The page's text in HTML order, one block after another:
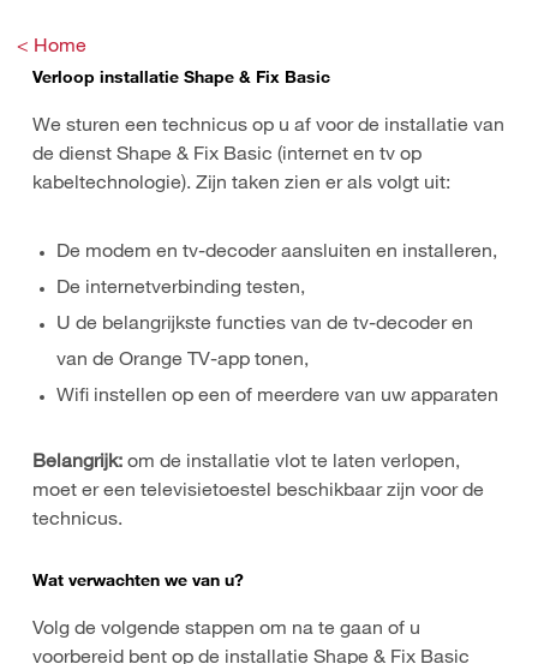
< Home
Verloop installatie Shape & Fix Basic
We sturen een technicus op u af voor de installatie van
de dienst Shape & Fix Basic (internet en tv op
kabeltechnologie). Zijn taken zien er als volgt uit:
De modem en tv-decoder aansluiten en installeren,
De internetverbinding testen,
U de belangrijkste functies van de tv-decoder en
van de Orange TV-app tonen,
Wifi instellen op een of meerdere van uw apparaten
Belangrijk:om de installatie vlot te laten verlopen,
moet er een televisietoestel beschikbaar zijn voor de
technicus.
Wat verwachten we van u?
Volg de volgende stappen om na te gaan of u
voorbereid bent op de installatie Shape & Fix Basic